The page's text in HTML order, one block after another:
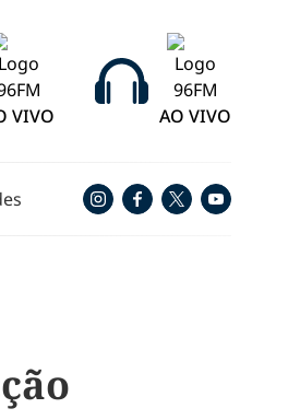
VIVO
AO VIVO